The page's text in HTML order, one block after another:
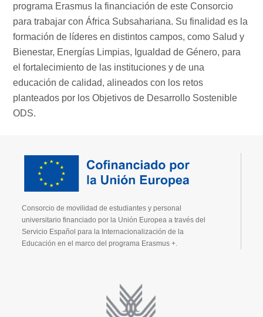
programa Erasmus la financiación de este Consorcio
para trabajar con África Subsahariana. Su finalidad es la
formación de líderes en distintos campos, como Salud y
Bienestar, Energías Limpias, Igualdad de Género, para
el fortalecimiento de las instituciones y de una
educación de calidad, alineados con los retos
planteados por los Objetivos de Desarrollo Sostenible
ODS.
Consorcio de movilidad de estudiantes y personal
universitario financiado por la Unión Europea a través del
Servicio Español para la Internacionalización de la
Educación en el marco del programa Erasmus +.